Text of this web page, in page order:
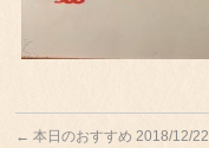
← 本日のおすすめ 2018/12/22